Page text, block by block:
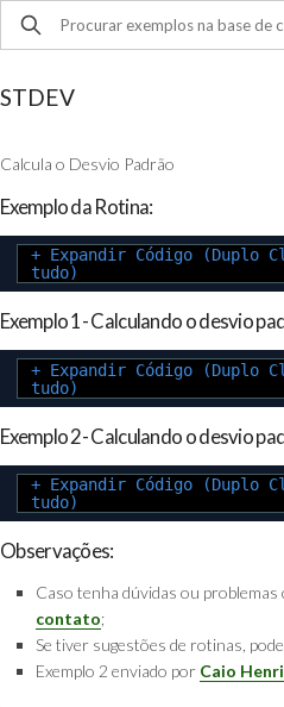
STDEV
Calcula o Desvio Padrão
Exemplo da Rotina:
+ Expandir Código (Duplo
tudo)
Exemplo 1- Calculando o desvio
+ Expandir Código (Duplo
tudo)
Exemplo 2- Calculando o desvio
+ Expandir Código (Duplo
tudo)
Observações:
Caso tenha dúvidas ou problemas
contato;
Se tiver sugestões de rotinas,
Exemplo 2 enviado por Caio